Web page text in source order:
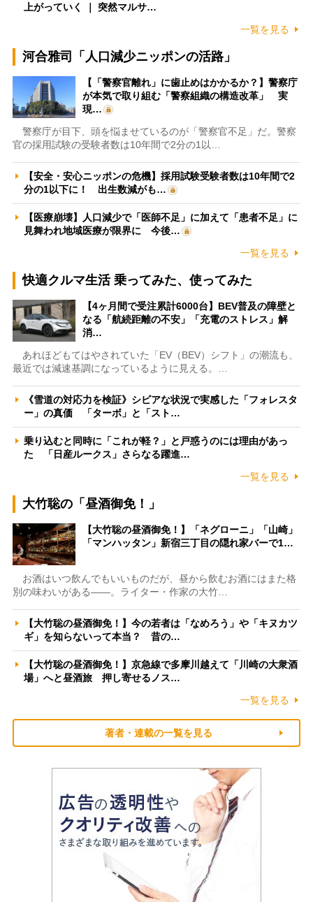
上がっていく ｜ 突然マルサ…
一覧を見る
河合雅司「人口減少ニッポンの活路」
【「警察官離れ」に歯止めはかかるか？】警察庁
が本気で取り組む「警察組織の構造改革」 実
現…
警察庁が目下、頭を悩ませているのが「警察官不足」だ。警察
官の採用試験の受験者数は10年間で2分の1以…
【安全・安心ニッポンの危機】採用試験受験者数は10年間で2
分の1以下に！ 出生数減がも…
【医療崩壊】人口減少で「医師不足」に加えて「患者不足」に
見舞われ地域医療が限界に 今後…
一覧を見る
快適クルマ生活 乗ってみた、使ってみた
【4ヶ月間で受注累計6000台】BEV普及の障壁と
なる「航続距離の不安」「充電のストレス」解
消…
あれほどもてはやされていた「EV（BEV）シフト」の潮流も、
最近では減速基調になっているように見える。…
《雪道の対応力を検証》シビアな状況で実感した「フォレスタ
ー」の真価 「ターボ」と「スト…
乗り込むと同時に「これが軽？」と戸惑うのには理由があっ
た 「日産ルークス」さらなる躍進…
一覧を見る
大竹聡の「昼酒御免！」
【大竹聡の昼酒御免！】「ネグローニ」「山崎」
「マンハッタン」新宿三丁目の隠れ家バーで1…
お酒はいつ飲んでもいいものだが、昼から飲むお酒にはまた格
別の味わいがある――。ライター・作家の大竹…
【大竹聡の昼酒御免！】今の若者は「なめろう」や「キヌカツ
ギ」を知らないって本当？ 昔の…
【大竹聡の昼酒御免！】京急線で多摩川越えて「川崎の大衆酒
場」へと昼酒旅 押し寄せるノス…
一覧を見る
著者・連載の一覧を見る